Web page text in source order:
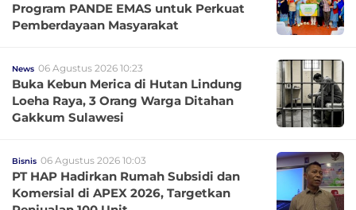
Program PANDE EMAS untuk Perkuat
Pemberdayaan Masyarakat
News 06 Agustus 2026 10:23
Buka Kebun Merica di Hutan Lindung
Loeha Raya, 3 Orang Warga Ditahan
Gakkum Sulawesi
Bisnis 06 Agustus 2026 10:03
PT HAP Hadirkan Rumah Subsidi dan
Komersial di APEX 2026, Targetkan